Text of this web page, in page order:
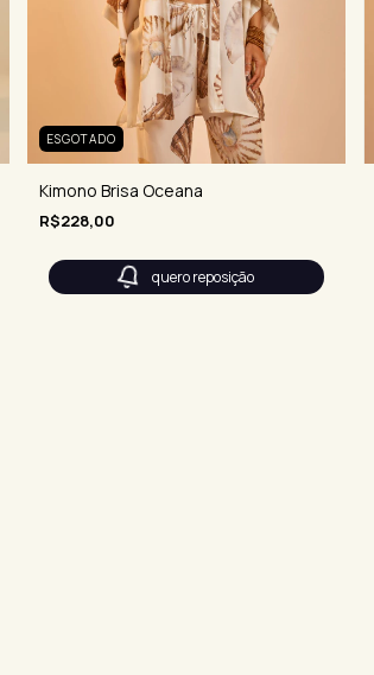
ESGOTADO
Kimono Brisa Oceana
R$228,00
quero reposição